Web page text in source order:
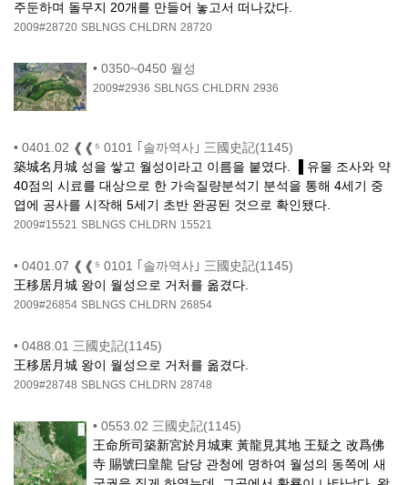
주둔하며 돌무지 20개를 만들어 놓고서 떠나갔다.
2009#28720 SBLNGS CHLDRN 28720
• 0350~0450 월성
2009#2936 SBLNGS CHLDRN 2936
• 0401.02 ❰❰⁵ 0101 ｢솔까역사｣ 三國史記(1145)
築城名月城 성을 쌓고 월성이라고 이름을 붙였다. ▐ 유물 조사와 약
40점의 시료를 대상으로 한 가속질량분석기 분석을 통해 4세기 중
엽에 공사를 시작해 5세기 초반 완공된 것으로 확인됐다.
2009#15521 SBLNGS CHLDRN 15521
• 0401.07 ❰❰⁵ 0101 ｢솔까역사｣ 三國史記(1145)
王移居月城 왕이 월성으로 거처를 옮겼다.
2009#26854 SBLNGS CHLDRN 26854
• 0488.01 三國史記(1145)
王移居月城 왕이 월성으로 거처를 옮겼다.
2009#28748 SBLNGS CHLDRN 28748
• 0553.02 三國史記(1145)
王命所司築新宮於月城東 黃龍見其地 王疑之 改爲佛
寺 賜號曰皇龍 담당 관청에 명하여 월성의 동쪽에 새